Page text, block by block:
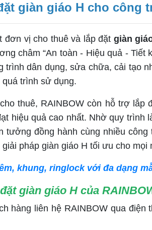
giàn giáo H cho công
vị cho thuê và lắp đặt giàn
châm “An toàn - Hiệu quả - Tiết
trình dân dụng, sửa chữa, cải
trình sử dụng.
thuê, RAINBOW còn hỗ trợ lắp
hiệu quả cao nhất. Nhờ quy
tưởng đồng hành cùng nhiều
pháp giàn giáo H tối ưu cho mọi
khung, ringlock với đa dạng
giàn giáo H của
hàng liên hệ RAINBOW qua